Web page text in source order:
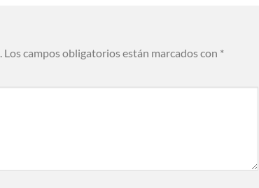
Los campos obligatorios están marcados con *